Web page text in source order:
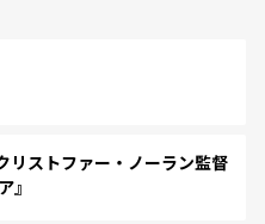
ストファー・ノーラン監督
』